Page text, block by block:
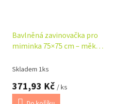
Bavlněná zavinovačka pro
miminka 75×75 cm – měkká,
Skladem 1ks
371,93 Kč / ks